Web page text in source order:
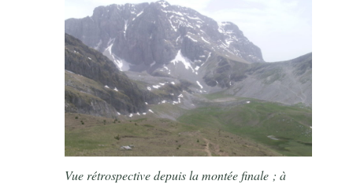
Vue rétrospective depuis la montée finale ; à